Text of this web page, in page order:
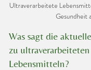
Ultraverarbeitete
Gesundheit
Was sagt die
zu ultraverarbeiteten
Lebensmitteln?